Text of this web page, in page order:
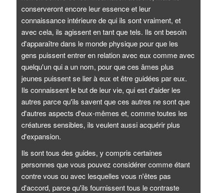
conserveront encore leur essence et leur
connaissance intérieure de qui ils sont vraiment, et
avec cela, ils agissent en tant que tels. Ils ont besoin
d'apparaître dans le monde physique pour que les
gens puissent entrer en relation avec eux comme avec
quelqu'un qui a un nom, pour que ces âmes plus
jeunes puissent se lier à eux et être guidées par eux.
Ils connaissent le but de leur vie, qui est d'aider les
autres parce qu'ils savent que ces autres ne sont que
d'autres aspects d'eux-mêmes et, comme toutes les
créatures sensibles, ils veulent aussi acquérir plus
d'expansion.
Ils sont tous des guides, y compris certaines
personnes que vous pouvez considérer comme étant
contre vous ou avec lesquelles vous n'êtes pas
d'accord, parce qu'ils fournissent tous le contraste